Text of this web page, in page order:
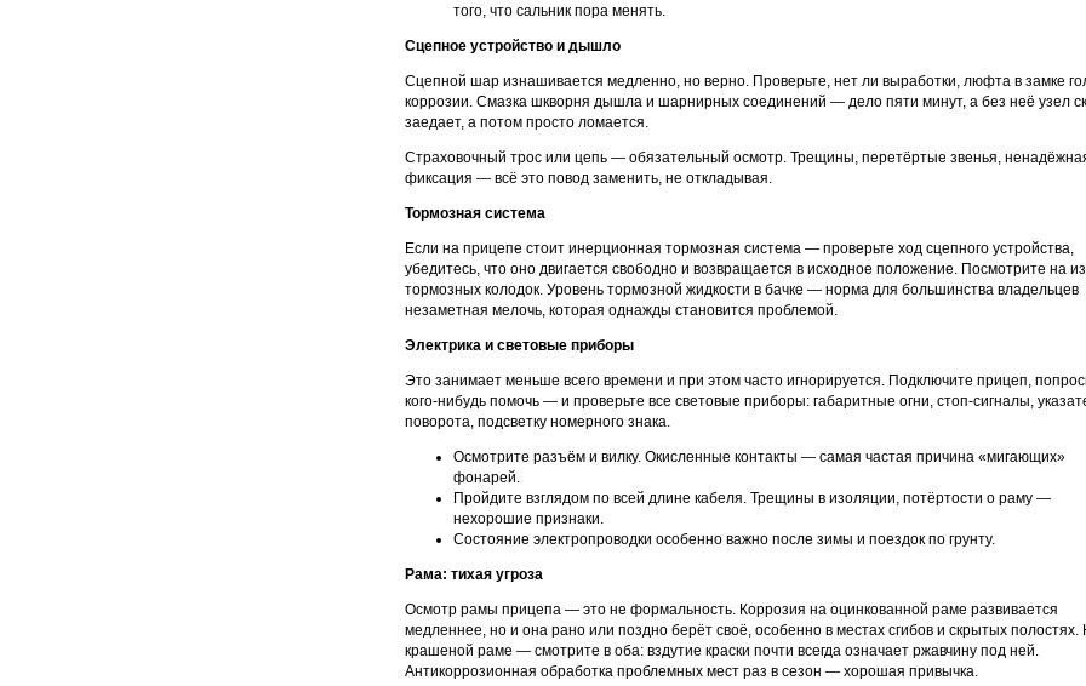
того, что сальник пора менять.
Сцепное устройство и дышло
Сцепной шар изнашивается медленно, но верно. Проверьте, нет ли выработки, люфта в замке
коррозии. Смазка шкворня дышла и шарнирных соединений — дело пяти минут, а без неё узел
заедает, а потом просто ломается.
Страховочный трос или цепь — обязательный осмотр. Трещины, перетёртые звенья,
фиксация — всё это повод заменить, не откладывая.
Тормозная система
Если на прицепе стоит инерционная тормозная система — проверьте ход сцепного устройства,
убедитесь, что оно двигается свободно и возвращается в исходное положение. Посмотрите на
тормозных колодок. Уровень тормозной жидкости в бачке — норма для большинства владельцев
незаметная мелочь, которая однажды становится проблемой.
Электрика и световые приборы
Это занимает меньше всего времени и при этом часто игнорируется. Подключите прицеп,
кого-нибудь помочь — и проверьте все световые приборы: габаритные огни, стоп-сигналы,
поворота, подсветку номерного знака.
Осмотрите разъём и вилку. Окисленные контакты — самая частая причина «мигающих»
фонарей.
Пройдите взглядом по всей длине кабеля. Трещины в изоляции, потёртости о раму —
нехорошие признаки.
Состояние электропроводки особенно важно после зимы и поездок по грунту.
Рама: тихая угроза
Осмотр рамы прицепа — это не формальность. Коррозия на оцинкованной раме развивается
медленнее, но и она рано или поздно берёт своё, особенно в местах сгибов и скрытых полостях.
крашеной раме — смотрите в оба: вздутие краски почти всегда означает ржавчину под ней.
Антикоррозионная обработка проблемных мест раз в сезон — хорошая привычка.